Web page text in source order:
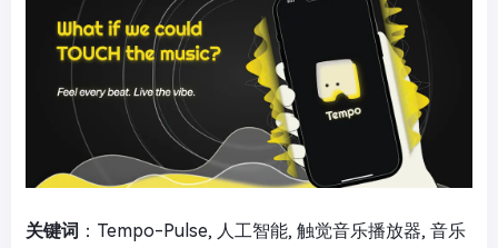
关键词 ：Tempo-Pulse, 人工智能, 触觉音乐播放器, 音乐